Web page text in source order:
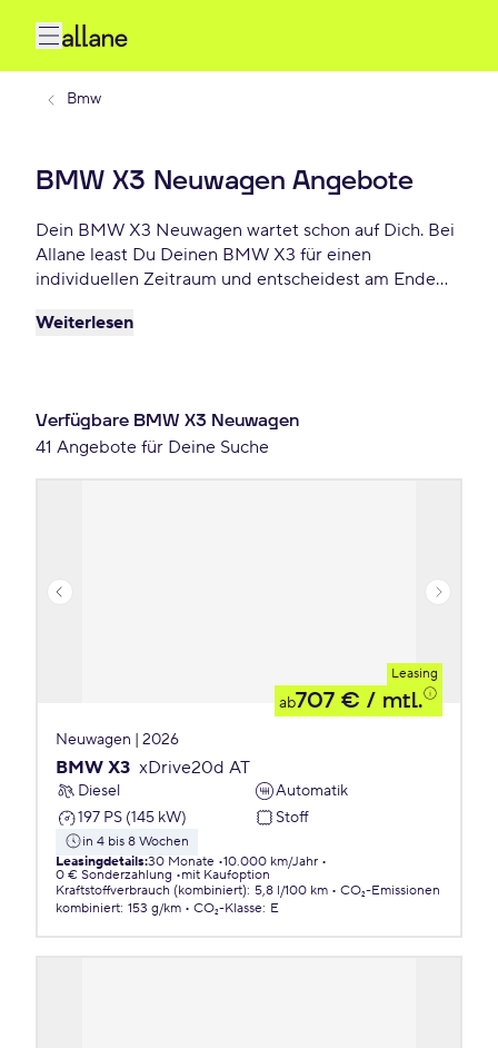
Bmw
BMW X3 Neuwagen Angebote
Dein BMW X3 Neuwagen wartet schon auf Dich. Bei
Allane least Du Deinen BMW X3 für einen
individuellen Zeitraum und entscheidest am Ende
zurückgeben willst. Finde das perfekte BMW X3
Weiterlesen
Verfügbare BMW X3 Neuwagen
41 Angebote für Deine Suche
Leasing
ab707 € / mtl.
Neuwagen | 2026
BMW X3 xDrive20d AT
Diesel
Automatik
197 PS (145 kW)
Stoff
in 4 bis 8 Wochen
Leasingdetails:30 Monate 10.000 km/Jahr
0 € Sonderzahlung
mit Kaufoption
Kraftstoffverbrauch (kombiniert): 5,8 l/100 km
CO₂-Emissionen
kombiniert: 153 g/km CO₂-Klasse: E